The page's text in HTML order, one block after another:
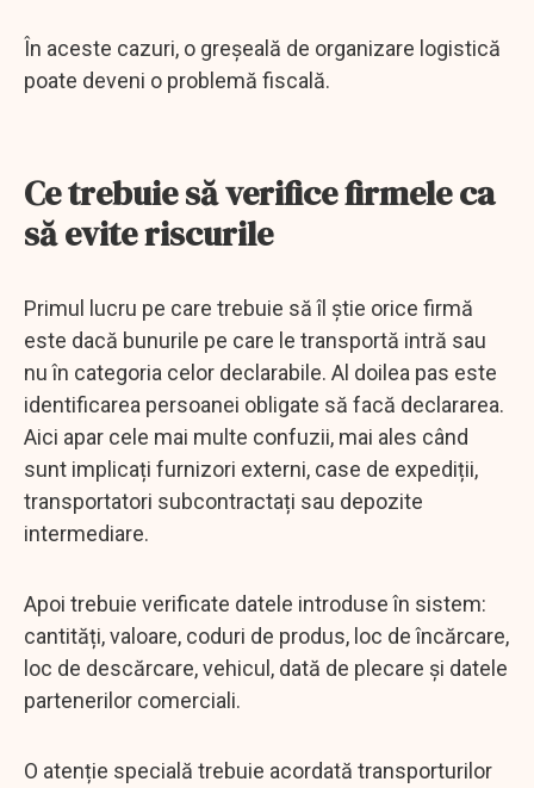
În aceste cazuri, o greșeală de organizare logistică
poate deveni o problemă fiscală.
Ce trebuie să verifice firmele ca
să evite riscurile
Primul lucru pe care trebuie să îl știe orice firmă
este dacă bunurile pe care le transportă intră sau
nu în categoria celor declarabile. Al doilea pas este
identificarea persoanei obligate să facă declararea.
Aici apar cele mai multe confuzii, mai ales când
sunt implicați furnizori externi, case de expediții,
transportatori subcontractați sau depozite
intermediare.
Apoi trebuie verificate datele introduse în sistem:
cantități, valoare, coduri de produs, loc de încărcare,
loc de descărcare, vehicul, dată de plecare și datele
partenerilor comerciali.
O atenție specială trebuie acordată transporturilor